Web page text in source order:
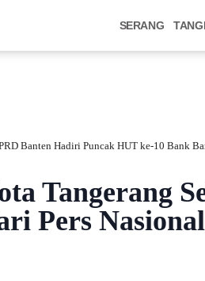
SERANG
Banten Hadiri Puncak HUT ke-10 Bank
Tangerang
Pers